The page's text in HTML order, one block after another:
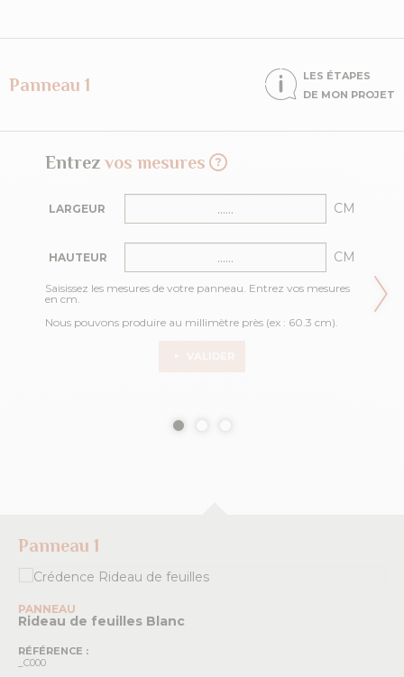
Panneau 1
LES ÉTAPES
DE MON PROJET
Entrez vos mesures
LARGEUR CM
HAUTEUR CM
Saisissez les mesures de votre panneau. Entrez vos mesures
en cm.
Nous pouvons produire au millimètre près (ex : 60.3 cm).
Panneau 1
PANNEAU
Rideau de feuilles Blanc
RÉFÉRENCE :
_C000